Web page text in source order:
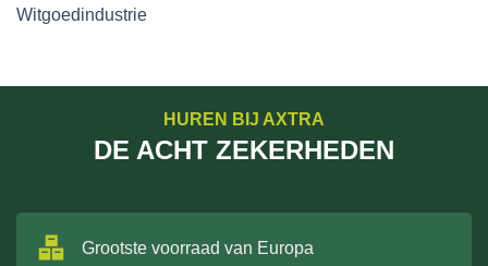
Witgoedindustrie
HUREN BIJ AXTRA
DE ACHT ZEKERHEDEN
Grootste voorraad van Europa